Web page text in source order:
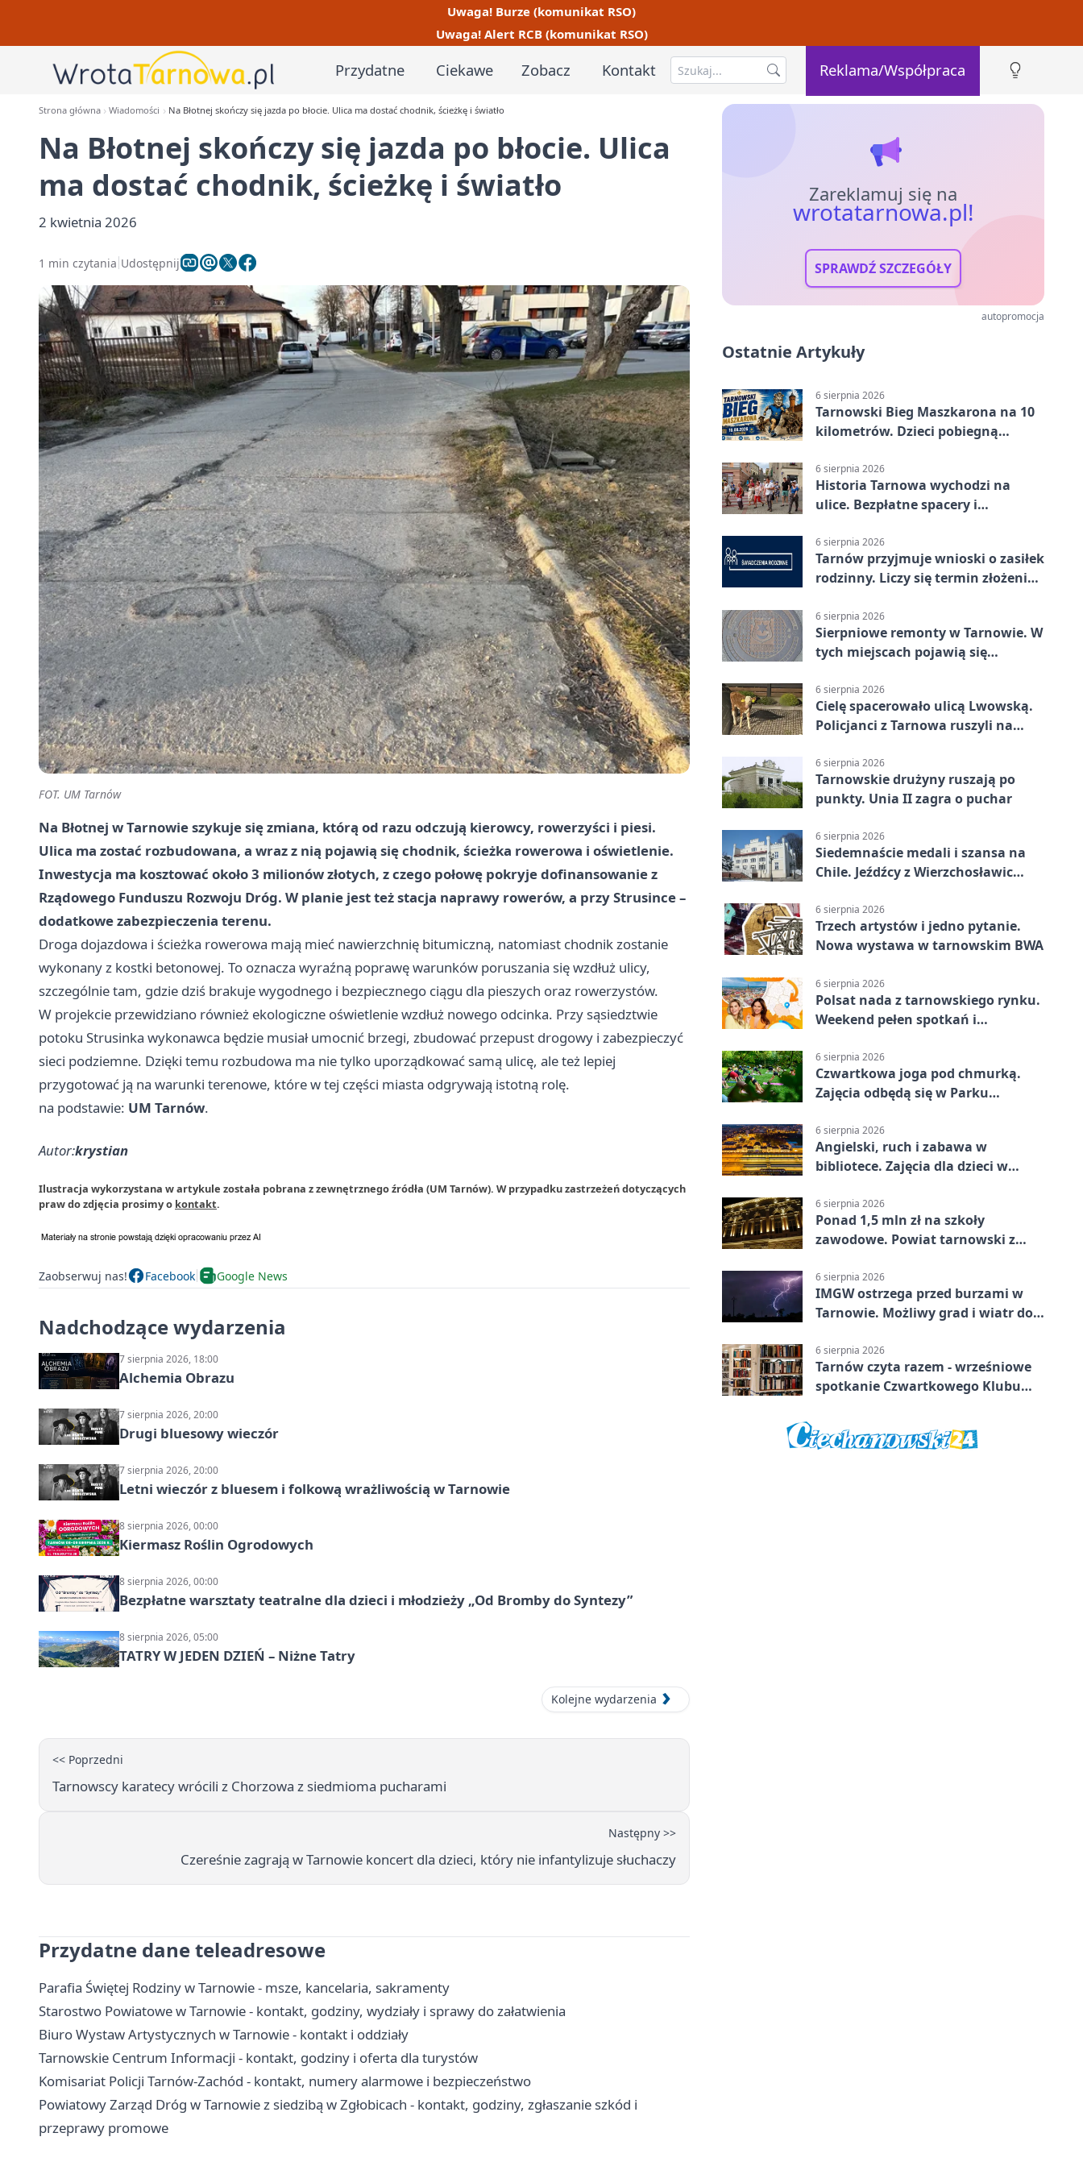
Uwaga! Burze (komunikat RSO)
Uwaga! Alert RCB (komunikat RSO)
Przydatne Ciekawe Zobacz Kontakt Reklama/Współpraca
Strona główna Wiadomości Na Błotnej skończy się jazda po błocie. Ulica ma dostać chodnik, ścieżkę i światło
Na Błotnej skończy się jazda po błocie. Ulica
ma dostać chodnik, ścieżkę i światło
2 kwietnia 2026
1 min czytania Udostępnij
FOT. UM Tarnów
Na Błotnej w Tarnowie szykuje się zmiana, którą od razu odczują kierowcy, rowerzyści i piesi.
Ulica ma zostać rozbudowana, a wraz z nią pojawią się chodnik, ścieżka rowerowa i oświetlenie.
Inwestycja ma kosztować około 3 milionów złotych, z czego połowę pokryje dofinansowanie z
Rządowego Funduszu Rozwoju Dróg. W planie jest też stacja naprawy rowerów, a przy Strusince –
dodatkowe zabezpieczenia terenu.
Droga dojazdowa i ścieżka rowerowa mają mieć nawierzchnię bitumiczną, natomiast chodnik zostanie
wykonany z kostki betonowej. To oznacza wyraźną poprawę warunków poruszania się wzdłuż ulicy,
szczególnie tam, gdzie dziś brakuje wygodnego i bezpiecznego ciągu dla pieszych oraz rowerzystów.
W projekcie przewidziano również ekologiczne oświetlenie wzdłuż nowego odcinka. Przy sąsiedztwie
potoku Strusinka wykonawca będzie musiał umocnić brzegi, zbudować przepust drogowy i zabezpieczyć
sieci podziemne. Dzięki temu rozbudowa ma nie tylko uporządkować samą ulicę, ale też lepiej
przygotować ją na warunki terenowe, które w tej części miasta odgrywają istotną rolę.
na podstawie: UM Tarnów.
Autor:krystian
Ilustracja wykorzystana w artykule została pobrana z zewnętrznego źródła (UM Tarnów). W przypadku zastrzeżeń dotyczących
praw do zdjęcia prosimy o kontakt.
Zaobserwuj nas! Facebook Google News
Nadchodzące wydarzenia
7 sierpnia 2026, 18:00
Alchemia Obrazu
7 sierpnia 2026, 20:00
Drugi bluesowy wieczór
7 sierpnia 2026, 20:00
Letni wieczór z bluesem i folkową wrażliwością w Tarnowie
8 sierpnia 2026, 00:00
Kiermasz Roślin Ogrodowych
8 sierpnia 2026, 00:00
Bezpłatne warsztaty teatralne dla dzieci i młodzieży „Od Bromby do Syntezy”
8 sierpnia 2026, 05:00
TATRY W JEDEN DZIEŃ – Niżne Tatry
Kolejne wydarzenia
<< Poprzedni
Tarnowscy karatecy wrócili z Chorzowa z siedmioma pucharami
Następny >>
Czereśnie zagrają w Tarnowie koncert dla dzieci, który nie infantylizuje słuchaczy
Przydatne dane teleadresowe
Parafia Świętej Rodziny w Tarnowie - msze, kancelaria, sakramenty
Starostwo Powiatowe w Tarnowie - kontakt, godziny, wydziały i sprawy do załatwienia
Biuro Wystaw Artystycznych w Tarnowie - kontakt i oddziały
Tarnowskie Centrum Informacji - kontakt, godziny i oferta dla turystów
Komisariat Policji Tarnów-Zachód - kontakt, numery alarmowe i bezpieczeństwo
Powiatowy Zarząd Dróg w Tarnowie z siedzibą w Zgłobicach - kontakt, godziny, zgłaszanie szkód i
przeprawy promowe
Zareklamuj się na
wrotatarnowa.pl!
SPRAWDŹ SZCZEGÓŁY
autopromocja
Ostatnie Artykuły
6 sierpnia 2026
Tarnowski Bieg Maszkarona na 10
kilometrów. Dzieci pobiegną
6 sierpnia 2026
Historia Tarnowa wychodzi na
ulice. Bezpłatne spacery i
6 sierpnia 2026
Tarnów przyjmuje wnioski o zasiłek
rodzinny. Liczy się termin złożenia
6 sierpnia 2026
Sierpniowe remonty w Tarnowie. W
tych miejscach pojawią się
6 sierpnia 2026
Cielę spacerowało ulicą Lwowską.
Policjanci z Tarnowa ruszyli na
6 sierpnia 2026
Tarnowskie drużyny ruszają po
punkty. Unia II zagra o puchar
6 sierpnia 2026
Siedemnaście medali i szansa na
Chile. Jeźdźcy z Wierzchosławic
6 sierpnia 2026
Trzech artystów i jedno pytanie.
Nowa wystawa w tarnowskim BWA
6 sierpnia 2026
Polsat nada z tarnowskiego rynku.
Weekend pełen spotkań i
6 sierpnia 2026
Czwartkowa joga pod chmurką.
Zajęcia odbędą się w Parku
6 sierpnia 2026
Angielski, ruch i zabawa w
bibliotece. Zajęcia dla dzieci w
6 sierpnia 2026
Ponad 1,5 mln zł na szkoły
zawodowe. Powiat tarnowski z
6 sierpnia 2026
IMGW ostrzega przed burzami w
Tarnowie. Możliwy grad i wiatr do
6 sierpnia 2026
Tarnów czyta razem - wrześniowe
spotkanie Czwartkowego Klubu